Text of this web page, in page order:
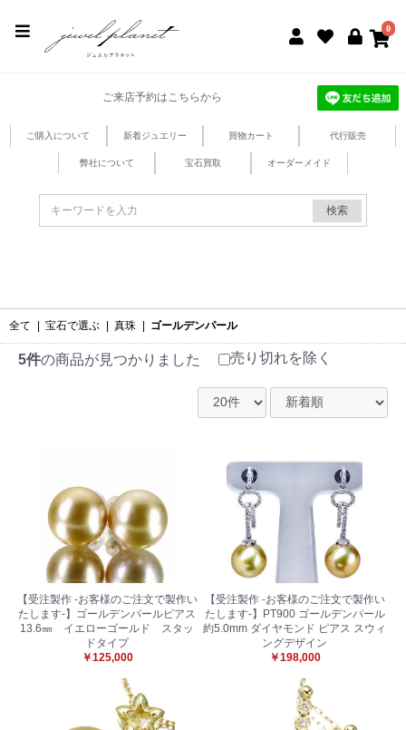
0
ご来店予約はこちらから
ご購入について 新着ジュエリー 買物カート 代行販売
弊社について 宝石買取 オーダーメイド
検索
全て 宝石で選ぶ 真珠 ゴールデンパール
5件の商品が見つかりました 売り切れを除く
【受注製作 -お客様のご注文で製作い
たします-】ゴールデンパールピアス
13.6㎜ イエローゴールド スタッ
ドタイプ
￥125,000
【受注製作 -お客様のご注文で製作い
たします-】PT900 ゴールデンパール
約5.0mm ダイヤモンド ピアス スウィ
ングデザイン
￥198,000